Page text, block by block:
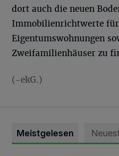
dort auch die neuen
Immobilienrichtwerte für
Eigentumswohnungen
Zweifamilienhäuser zu
(-ekG.)
Meistgelesen